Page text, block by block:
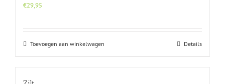
€29,95
Toevoegen aan winkelwagen Details